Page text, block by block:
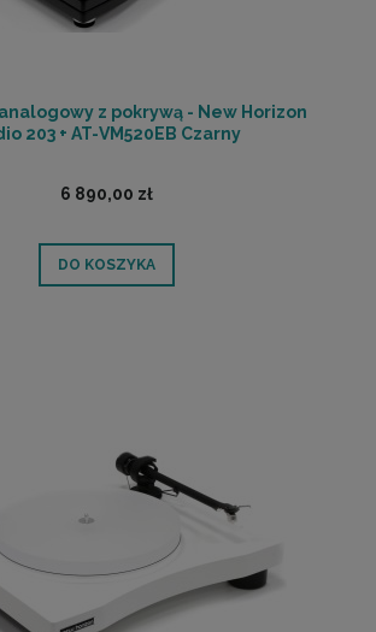
z pokrywą - New Horizon
203 + AT-VM520EB Czarny
6 890,00 zł
DO KOSZYKA